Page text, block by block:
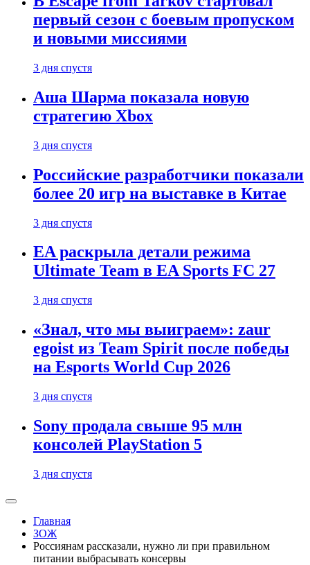
первый сезон с боевым пропуском
и новыми миссиями
3 дня спустя
Аша Шарма показала новую
стратегию Xbox
3 дня спустя
Российские разработчики показали
более 20 игр на выставке в Китае
3 дня спустя
EA раскрыла детали режима
Ultimate Team в EA Sports FC 27
3 дня спустя
«Знал, что мы выиграем»: zaur
egoist из Team Spirit после победы
на Esports World Cup 2026
3 дня спустя
Sony продала свыше 95 млн
консолей PlayStation 5
3 дня спустя
Главная
ЗОЖ
Россиянам рассказали, нужно ли при правильном
питании выбрасывать консервы